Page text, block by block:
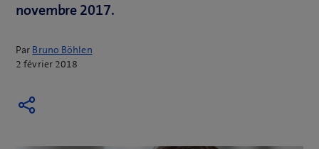
novembre 2017.
Par Bruno Böhlen
2 février 2018